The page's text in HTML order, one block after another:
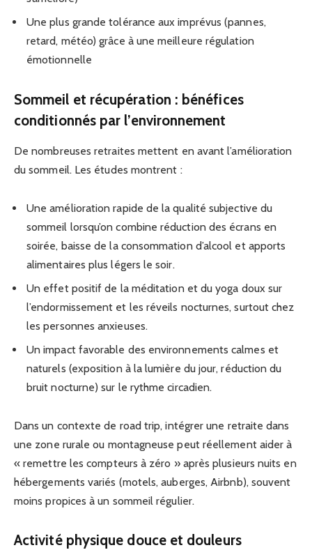
Une plus grande tolérance aux imprévus (pannes,
retard, météo) grâce à une meilleure régulation
émotionnelle
Sommeil et récupération : bénéfices
conditionnés par l’environnement
De nombreuses retraites mettent en avant l’amélioration
du sommeil. Les études montrent :
Une amélioration rapide de la qualité subjective du
sommeil lorsqu’on combine réduction des écrans en
soirée, baisse de la consommation d’alcool et apports
alimentaires plus légers le soir.
Un effet positif de la méditation et du yoga doux sur
l’endormissement et les réveils nocturnes, surtout chez
les personnes anxieuses.
Un impact favorable des environnements calmes et
naturels (exposition à la lumière du jour, réduction du
bruit nocturne) sur le rythme circadien.
Dans un contexte de road trip, intégrer une retraite dans
une zone rurale ou montagneuse peut réellement aider à
« remettre les compteurs à zéro » après plusieurs nuits en
hébergements variés (motels, auberges, Airbnb), souvent
moins propices à un sommeil régulier.
Activité physique douce et douleurs